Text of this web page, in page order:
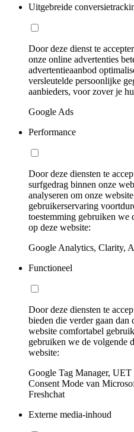
Uitgebreide
Door deze dienst te
onze online advertenties
advertentieaanbod
versleutelde persoonlijke
aanbieders, voor zover je
Google Ads
Performance
Door deze diensten te
surfgedrag binnen onze
analyseren om onze
gebruikerservaring
toestemming gebruiken we
op deze website:
Google Analytics, Clarity,
Functioneel
Door deze diensten te
bieden die verder gaan dan
website comfortabel
gebruiken we de volgende
website:
Google Tag Manager,
Consent Mode van
Freshchat
Externe media-inhoud